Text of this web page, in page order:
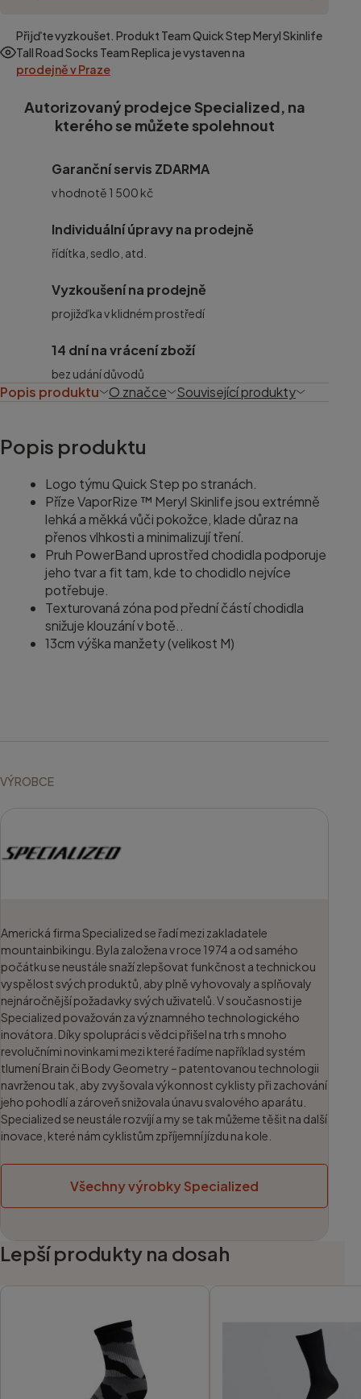
Přijďte vyzkoušet. Produkt Team Quick Step Meryl Skinlife
Tall Road Socks Team Replica je vystaven na
prodejně v Praze
Autorizovaný prodejce Specialized, na
kterého se můžete spolehnout
Garanční servis ZDARMA
v hodnotě 1 500 kč
Individuální úpravy na prodejně
řídítka, sedlo, atd.
Vyzkoušení na prodejně
projižďka v klidném prostředí
14 dní na vrácení zboží
bez udání důvodů
Popis produktu O značce Související produkty
Popis produktu
Logo týmu Quick Step po stranách.
Příze VaporRize ™ Meryl Skinlife jsou extrémně
lehká a měkká vůči pokožce, klade důraz na
přenos vlhkosti a minimalizují tření.
Pruh PowerBand uprostřed chodidla podporuje
jeho tvar a fit tam, kde to chodidlo nejvíce
potřebuje.
Texturovaná zóna pod přední částí chodidla
snižuje klouzání v botě..
13cm výška manžety (velikost M)
VÝROBCE
Americká firma Specialized se řadí mezi zakladatele
mountainbikingu. Byla založena v roce 1974 a od samého
počátku se neustále snaží zlepšovat funkčnost a technickou
vyspělost svých produktů, aby plně vyhovovaly a splňovaly
nejnáročnější požadavky svých uživatelů. V současnosti je
Specialized považován za významného technologického
inovátora. Díky spolupráci s vědci přišel na trh s mnoho
revolučními novinkami mezi které řadíme například systém
tlumení Brain či Body Geometry – patentovanou technologii
navrženou tak, aby zvyšovala výkonnost cyklisty při zachování
jeho pohodlí a zároveň snižovala únavu svalového aparátu.
Specialized se neustále rozvíjí a my se tak můžeme těšit na další
inovace, které nám cyklistům zpříjemní jízdu na kole.
Všechny výrobky Specialized
Lepší produkty na dosah